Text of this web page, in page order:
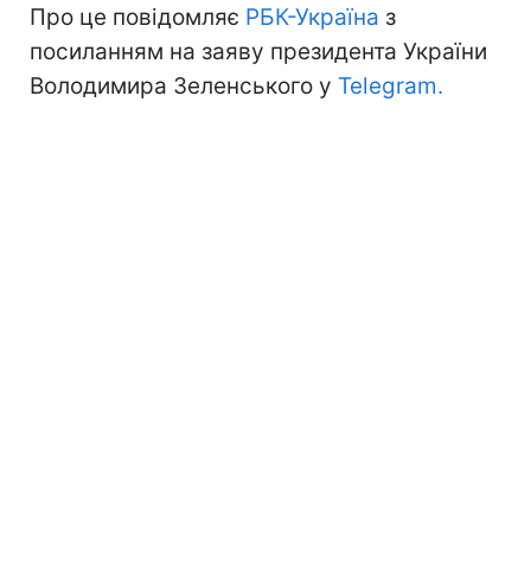
Про це повідомляє РБК-Україна з
посиланням на заяву президента України
Володимира Зеленського у Telegram.